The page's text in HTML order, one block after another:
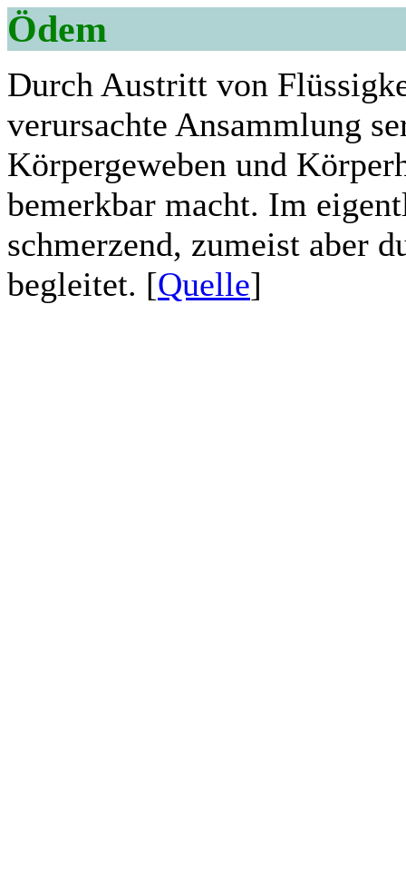
Ödem
Durch Austritt von
verursachte Ansammlung
Körpergeweben und
bemerkbar macht. Im
schmerzend, zumeist aber
begleitet. [Quelle]